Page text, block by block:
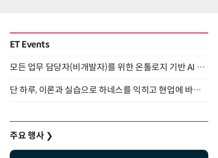
ET Events
모든 업무 담당자(비개발자)를 위한 온톨로지 기반 AI 지식체계 설계 1-day 워크숍 8월 20일 개최
단 하루, 이론과 실습으로 하네스를 익히고 현업에 바로 쓰는 핸즈온 워크숍 (8/20)
주요 행사 ❯